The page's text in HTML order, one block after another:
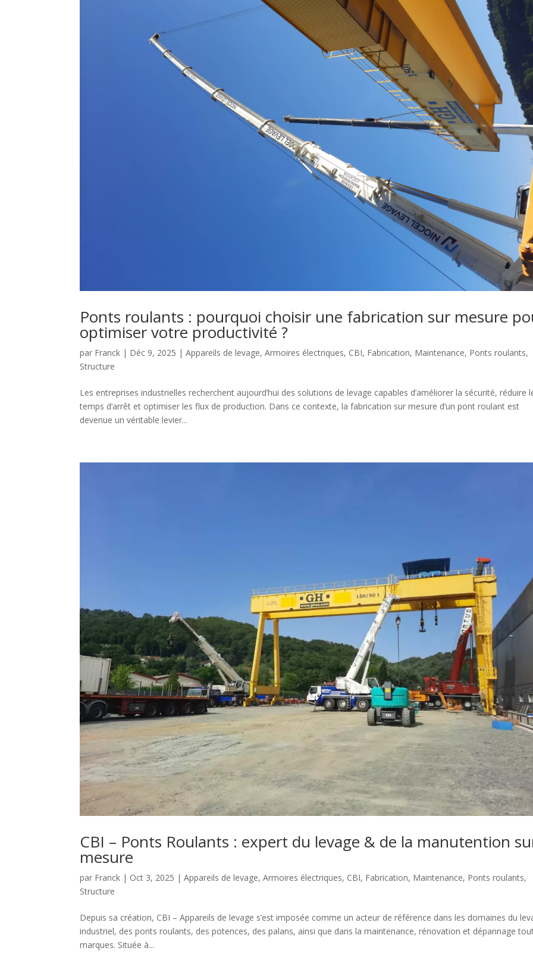
Ponts roulants : pourquoi choisir une fabrication sur mesure
optimiser votre productivité ?
par Franck | Déc 9, 2025 |Appareils de levage,Armoires électriques, CBI, Fabrication, Maintenance, Ponts roulants,
Structure
Les entreprises industrielles recherchent aujourd’hui des solutions de levage capables d’améliorer la sécurité, réduire
temps d’arrêt et optimiser les flux de production. Dans ce contexte, la fabrication sur mesure d’un pont roulant est
devenue un véritable levier...
CBI – Ponts Roulants : expert du levage & de la manutention
mesure
par Franck | Oct 3, 2025 |Appareils de levage,Armoires électriques, CBI, Fabrication, Maintenance, Ponts roulants,
Structure
Depuis sa création, CBI – Appareils de levage s’est imposée comme un acteur de référence dans les domaines du
industriel, des ponts roulants, des potences, des palans, ainsi que dans la maintenance, rénovation et dépannage
marques. Située à...